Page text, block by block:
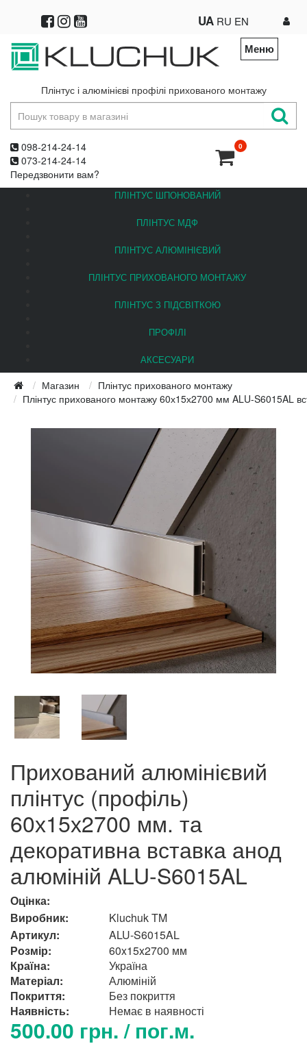
UA RU EN
Меню
Плінтус і алюмінієві профілі прихованого монтажу
098-214-24-14
073-214-24-14
Передзвонити вам?
0
ПЛІНТУС ШПОНОВАНИЙ
ПЛІНТУС МДФ
ПЛІНТУС АЛЮМІНІЄВИЙ
ПЛІНТУС ПРИХОВАНОГО МОНТАЖУ
ПЛІНТУС З ПІДСВІТКОЮ
ПРОФІЛІ
АКСЕСУАРИ
Магазин
Плінтус прихованого монтажу
Плінтус прихованого монтажу 60х15х2700 мм ALU-S6015AL
Прихований алюмінієвий
плінтус (профіль)
60х15х2700 мм. та
декоративна вставка анод
алюміній ALU-S6015AL
Оцінка:
Виробник:
Kluchuk TM
Артикул:
ALU-S6015AL
Розмір:
60x15x2700 мм
Країна:
Україна
Матеріал:
Алюміній
Покриття:
Без покриття
Наявність:
Немає в наявності
500.00 грн. / пог.м.